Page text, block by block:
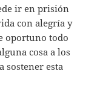
ir en prisión
con alegría y
oportuno todo
cosa a los
sostener esta